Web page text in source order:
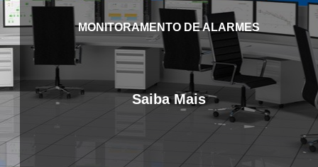
MONITORAMENTO DE ALARMES
Saiba Mais